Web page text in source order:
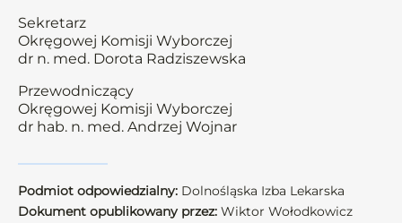
Sekretarz
Okręgowej Komisji Wyborczej
dr n. med. Dorota Radziszewska
Przewodniczący
Okręgowej Komisji Wyborczej
dr hab. n. med. Andrzej Wojnar
Podmiot odpowiedzialny: Dolnośląska Izba Lekarska
Dokument opublikowany przez: Wiktor Wołodkowicz